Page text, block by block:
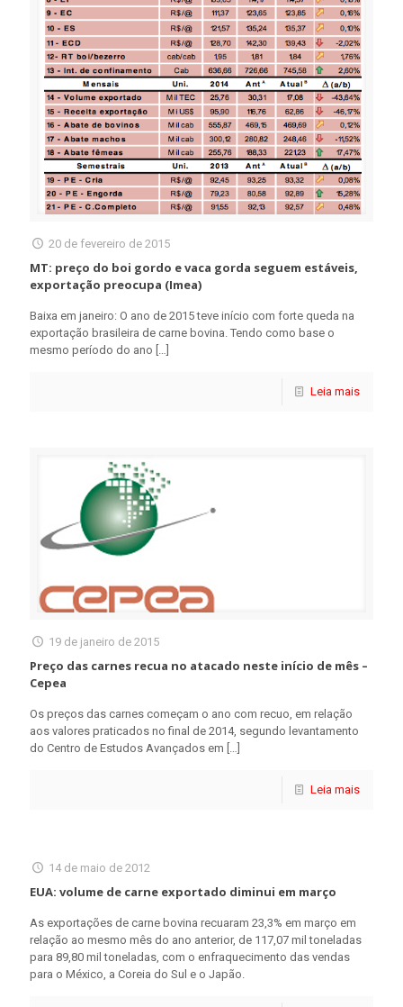
20 de fevereiro de 2015
MT: preço do boi gordo e vaca gorda seguem estáveis,
exportação preocupa (Imea)
Baixa em janeiro: O ano de 2015 teve início com forte queda na
exportação brasileira de carne bovina. Tendo como base o
mesmo período do ano […]
Leia mais
19 de janeiro de 2015
Preço das carnes recua no atacado neste início de mês –
Cepea
Os preços das carnes começam o ano com recuo, em relação
aos valores praticados no final de 2014, segundo levantamento
do Centro de Estudos Avançados em […]
Leia mais
14 de maio de 2012
EUA: volume de carne exportado diminui em março
As exportações de carne bovina recuaram 23,3% em março em
relação ao mesmo mês do ano anterior, de 117,07 mil toneladas
para 89,80 mil toneladas, com o enfraquecimento das vendas
para o México, a Coreia do Sul e o Japão.